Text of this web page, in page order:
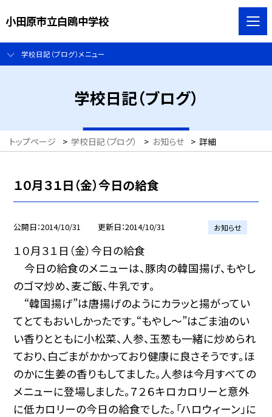
小田原市立白鴎中学校
学校日記（ブログ）メニュー
学校日記（ブログ）
トップページ > 学校日記（ブログ） > お知らせ > 詳細
１０月３１日（金）今日の給食
公開日 2014/10/31 更新日 2014/10/31 お知らせ
１０月３１日（金）今日の給食
今日の給食のメニューは、豚肉の韓国揚げ、もやし
のゴマ炒め、麦ご飯、牛乳です。
“韓国揚げ”は唐揚げのようにカラッと揚がってい
てとてもおいしかったです。“もやし〜”はごま油のい
い香りとともに小松菜、人参、玉葱も一緒に炒められ
ており、白ごまがかかっており健康に良さそうです。ほ
のかに生姜の香りもしてました。人参は今月すべての
メニューに登場しました。７２６キロカロリーと意外
に低カロリーの今日の給食でした。「ハロウィーン」に